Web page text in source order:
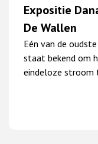
Expositie
De Wallen
Eén van de
staat bekend om
eindeloze stroom